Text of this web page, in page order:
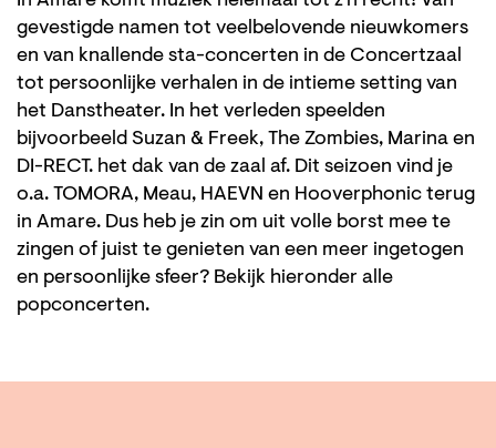
gevestigde namen tot veelbelovende nieuwkomers
en van knallende sta-concerten in de Concertzaal
tot persoonlijke verhalen in de intieme setting van
het Danstheater. In het verleden speelden
bijvoorbeeld Suzan & Freek, The Zombies, Marina en
DI-RECT. het dak van de zaal af. Dit seizoen vind je
o.a. TOMORA, Meau, HAEVN en Hooverphonic terug
in Amare. Dus heb je zin om uit volle borst mee te
zingen of juist te genieten van een meer ingetogen
en persoonlijke sfeer? Bekijk hieronder alle
popconcerten.